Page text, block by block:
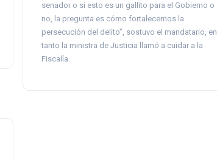
senador o si esto es un gallito para el Gobierno o
no, la pregunta es cómo fortalecemos la
persecución del delito”, sostuvo el mandatario, en
tanto la ministra de Justicia llamó a cuidar a la
Fiscalía.